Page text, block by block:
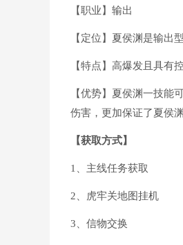
【职业】输出
【定位】夏侯渊是输出
【特点】高爆发且具有
【优势】夏侯渊一技能
伤害，更加保证了夏侯渊
【获取方式】
1、主线任务获取
2、虎牢关地图挂机
3、信物交换